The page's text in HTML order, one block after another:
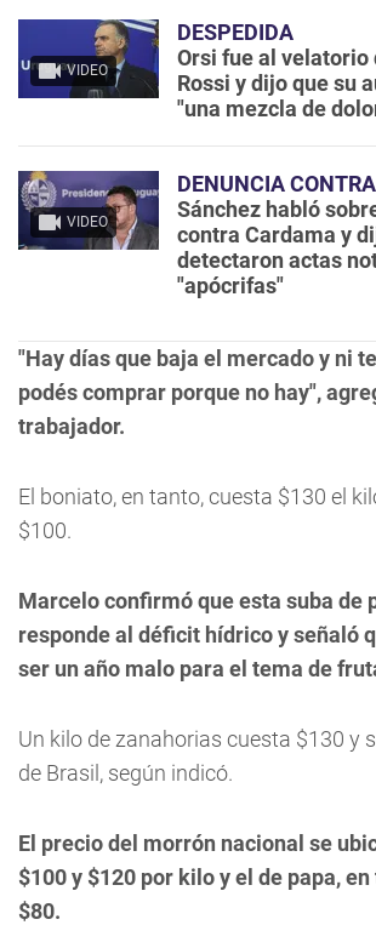
VIDEO
DESPEDIDA
Orsi fue al velatorio
Rossi y dijo que su
"una mezcla de
VIDEO
DENUNCIA
Sánchez habló
contra Cardama y
detectaron actas
"apócrifas"
"Hay días que baja el mercado y ni
podés comprar porque no hay",
trabajador.
El boniato, en tanto, cuesta $130 el
$100.
Marcelo confirmó que esta suba de
responde al déficit hídrico y señaló
ser un año malo para el tema de
Un kilo de zanahorias cuesta $130 y
de Brasil, según indicó.
El precio del morrón nacional se
$100 y $120 por kilo y el de papa,
$80.